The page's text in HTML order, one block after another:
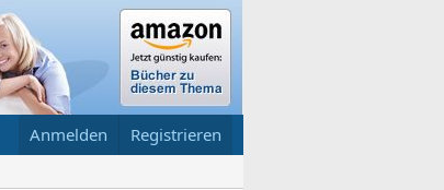
Anmelden Registrieren